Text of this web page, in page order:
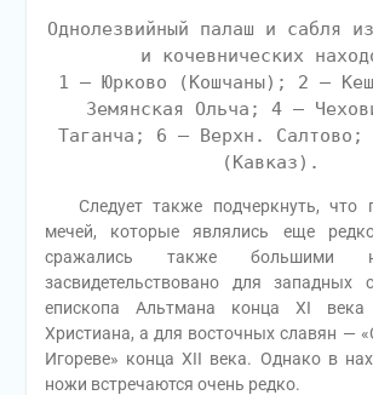
Однолезвийный палаш и сабля
и кочевнических
1 — Юрково (Кошчаны); 2 —
Земянская Ольча; 4 —
Таганча; 6 — Верхн. Салтово;
(Кавказ).
Следует также подчеркнуть, что
мечей, которые являлись еще
сражались также большими
засвидетельствовано для западных
епископа Альтмана конца XI века
Христиана, а для восточных славян —
Игореве» конца XII века. Однако в
ножи встречаются очень редко.